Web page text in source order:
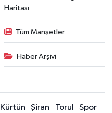
Haritası
Tüm Manşetler
Haber Arşivi
Kürtün Şiran Torul
Spor